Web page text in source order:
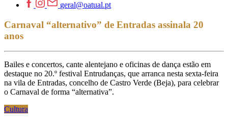
geral@oatual.pt
Carnaval “alternativo” de Entradas assinala 20
anos
Bailes e concertos, cante alentejano e oficinas de dança estão em
destaque no 20.º festival Entrudanças, que arranca nesta sexta-feira
na vila de Entradas, concelho de Castro Verde (Beja), para celebrar
o Carnaval de forma “alternativa”.
Cultura